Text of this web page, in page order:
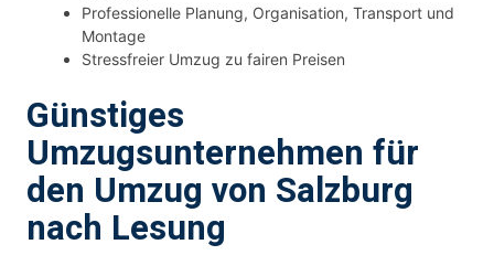
Professionelle Planung, Organisation, Transport und
Montage
Stressfreier Umzug zu fairen Preisen
Günstiges
Umzugsunternehmen für
den Umzug von Salzburg
nach Lesung